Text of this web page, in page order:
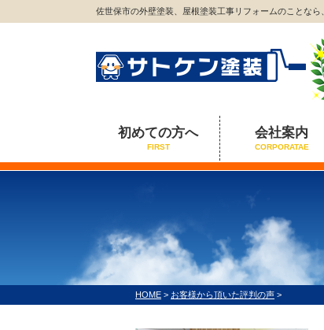
佐世保市の外壁塗装、屋根塗装工事リフォームのことな
初めての方へ
FIRST
会社案内
CORPORATAE
HOME > お客様から頂いた評判の声 >